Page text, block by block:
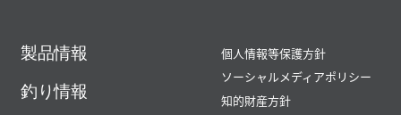
製品情報
釣り情報
個人情報等保護方針
ソーシャルメディアポリシー
知的財産方針